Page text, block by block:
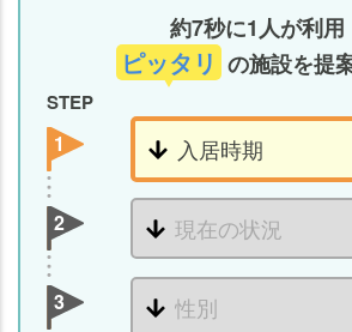
約7秒に1人が利用
ピッタリ の施設を提
STEP
1
2
3